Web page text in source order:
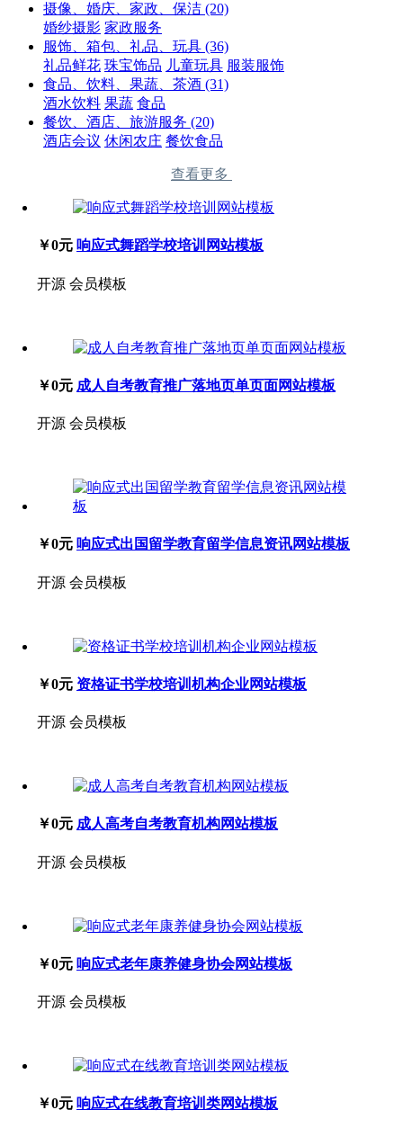
摄像、婚庆、家政、保洁 (20)
婚纱摄影 家政服务
服饰、箱包、礼品、玩具 (36)
礼品鲜花 珠宝饰品 儿童玩具 服装服饰
食品、饮料、果蔬、茶酒 (31)
酒水饮料 果蔬 食品
餐饮、酒店、旅游服务 (20)
酒店会议 休闲农庄 餐饮食品
查看更多
￥0元 响应式舞蹈学校培训网站模板
开源 会员模板
￥0元 成人自考教育推广落地页单页面网站模板
开源 会员模板
￥0元 响应式出国留学教育留学信息资讯网站模板
开源 会员模板
￥0元 资格证书学校培训机构企业网站模板
开源 会员模板
￥0元 成人高考自考教育机构网站模板
开源 会员模板
￥0元 响应式老年康养健身协会网站模板
开源 会员模板
￥0元 响应式在线教育培训类网站模板